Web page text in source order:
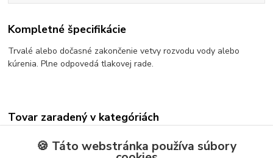
Kompletné špecifikácie
Trvalé alebo dočasné zakončenie vetvy rozvodu vody alebo
kúrenia. Plne odpovedá tlakovej rade.
Tovar zaradený v kategóriách
INŠTALÁCIA
🍪 Táto webstránka používa súbory